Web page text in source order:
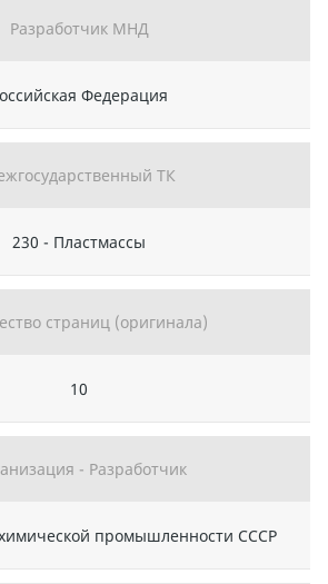
Разработчик МНД
Федерация
ТК
230 - Пластмассы
страниц (оригинала)
10
- Разработчик
промышленности СССР